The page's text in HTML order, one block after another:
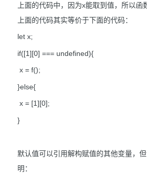
上面的代码中，因为x能取到值，所以函
上面的代码其实等价于下面的代码：
let x;
if([1][0] === undefined){
x = f();
}else{
x = [1][0];
}
默认值可以引用解构赋值的其他变量，
明：